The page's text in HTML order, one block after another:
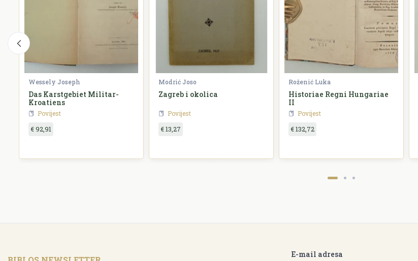
Wessely Joseph
Das Karstgebiet Militar-
Kroatiens
Povijest
€ 92,91
Modrić Joso
Zagreb i okolica
Povijest
€ 13,27
Roženić Luka
Historiae Regni Hungariae
II
Povijest
€ 132,72
E-mail adresa